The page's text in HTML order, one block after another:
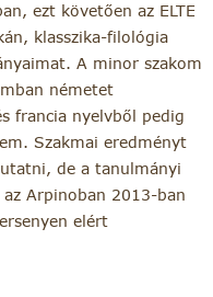
ezt követően az ELTE
klasszika-filológia
A minor szakom
németet
francia nyelvből pedig
Szakmai eredményt
de a tanulmányi
Arpinoban 2013-ban
elért